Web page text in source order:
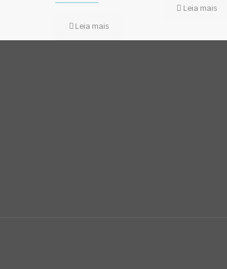
Leia mais
Leia mais